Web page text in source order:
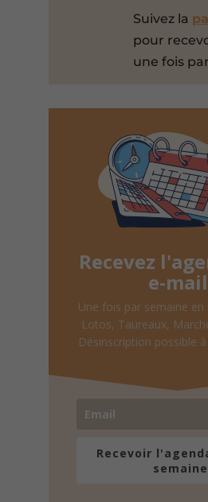
Suivez la
pour
une fois
Recevez
e-mail
Une fois par semaine
Lotos, Taureaux,
Désinscription possible
Recevoir
semaine